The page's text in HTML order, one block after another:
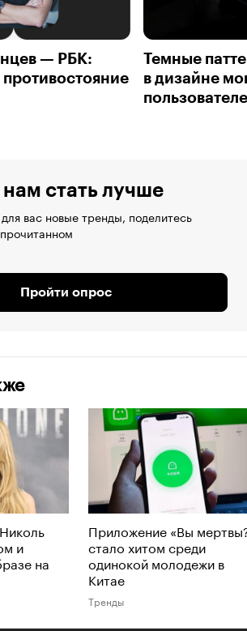
— РБК:
Темные
в дизайне
стать лучше
вас новые тренды, поделитесь
Пройти опрос
и
на
Приложение «Вы
стало хитом среди
одинокой молодежи в
Китае
Тренды